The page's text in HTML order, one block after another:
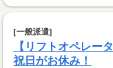
[一般派遣]
【リフトオペレー
祝日がお休み！